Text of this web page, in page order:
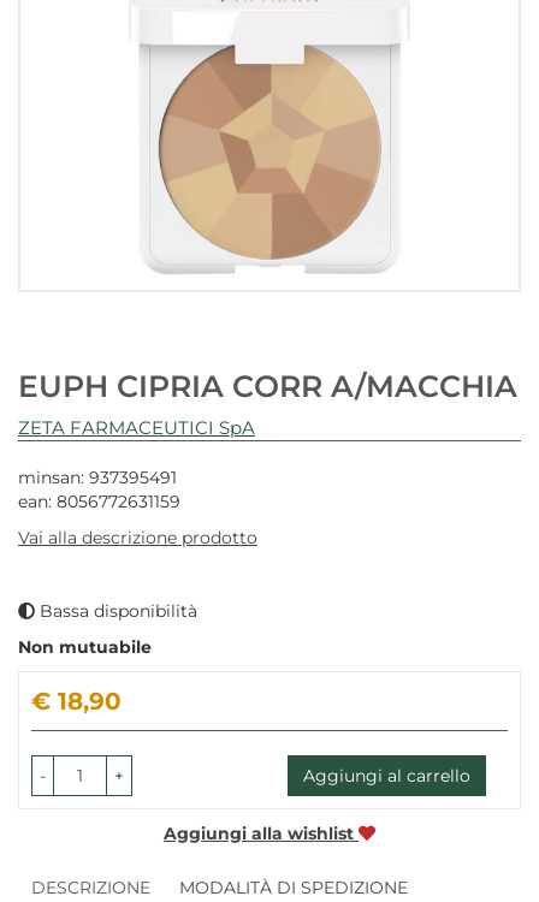
EUPH CIPRIA CORR A/MACCHIA
ZETA FARMACEUTICI SpA
minsan: 937395491
ean: 8056772631159
Vai alla descrizione prodotto
Bassa disponibilità
Non mutuabile
Prezzo
€ 18,90
- + Aggiungi al carrello
Aggiungi alla wishlist
DESCRIZIONE
MODALITÀ DI SPEDIZIONE